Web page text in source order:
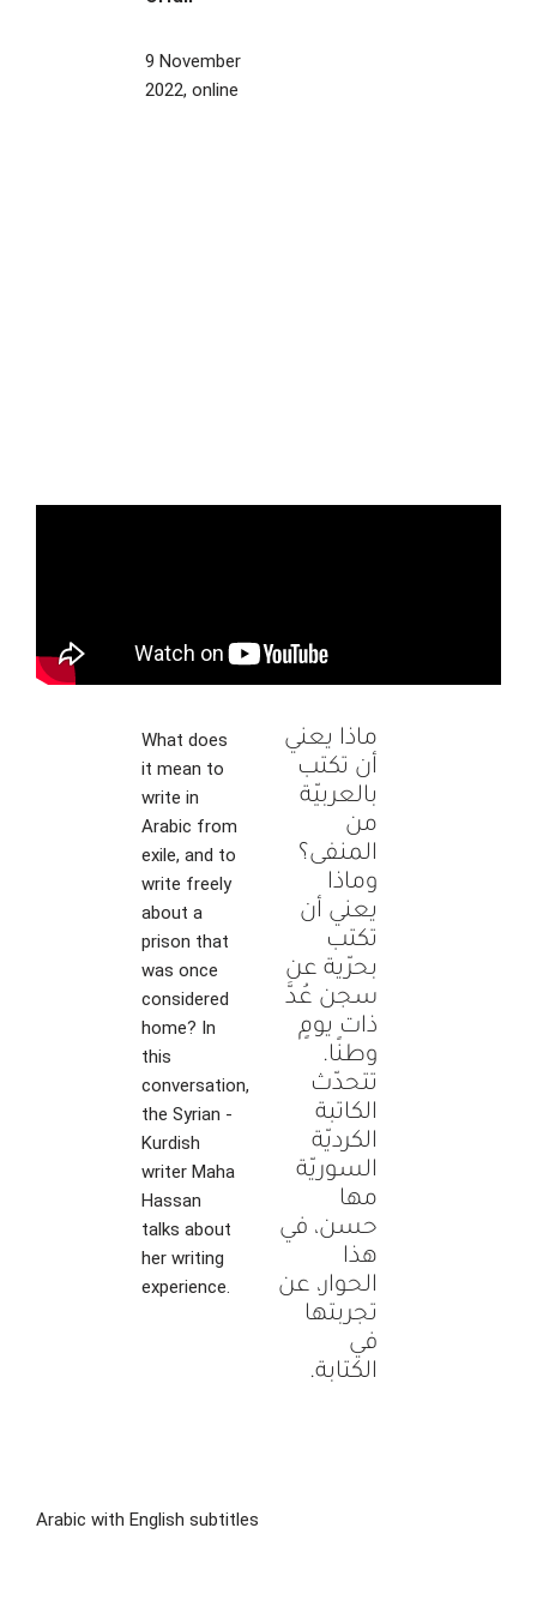
9 November
2022, online
What does
it mean to
write in
Arabic from
exile, and to
write freely
about a
prison that
was once
considered
home? In
this
conversation,
the Syrian -
Kurdish
writer Maha
Hassan
talks about
her writing
experience.
ماذا يعني
أن تكتب
بالعربيّة
من
المنفى؟
وماذا
يعني أن
تكتب
بحرّية عن
سجن عُدَّ
ذات يومٍ
وطنًا.
تتحدّث
الكاتبة
الكرديّة
السوريّة
مها
حسن، في
هذا
الحوار، عن
تجربتها
في
الكتابة.
Arabic with English subtitles